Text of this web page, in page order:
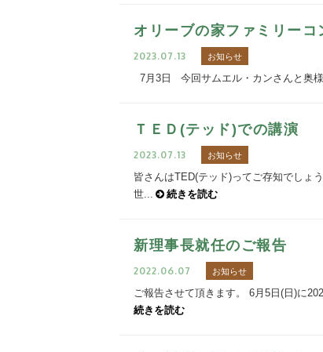
オリーブの家ファミリーコ
2023.07.13 お知らせ
7月3日 今回サムエル・カンさんと奥
ＴＥＤ(テッド)での講演
2023.07.13 お知らせ
皆さんはTED(テッド)ってご存知でしょ
世...
続きを読む
新理事長就任のご報告
2022.06.07 お知らせ
ご報告させて頂きます。 6月5日(日)に
続きを読む